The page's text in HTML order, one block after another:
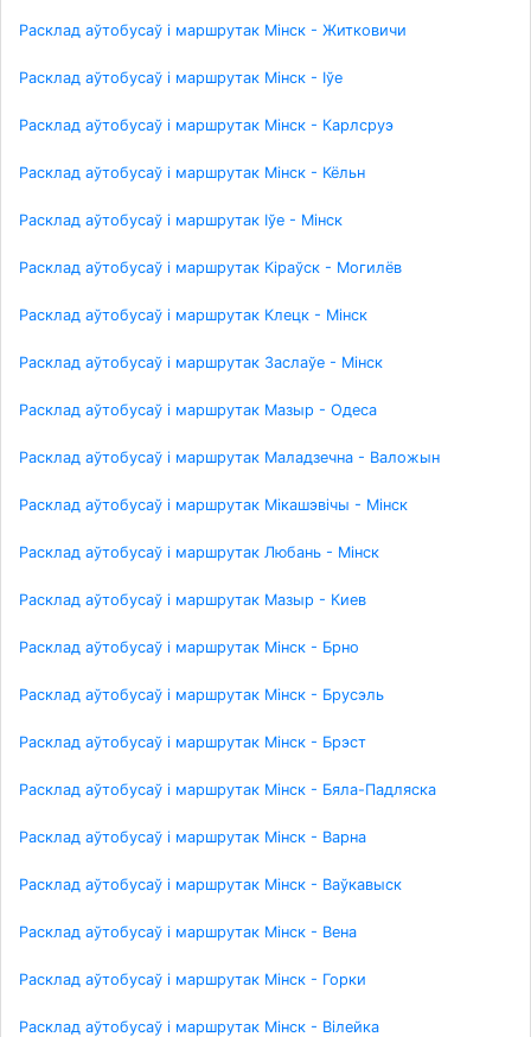
Расклад аўтобусаў і маршрутак Мінск - Житковичи
Расклад аўтобусаў і маршрутак Мінск - Іўе
Расклад аўтобусаў і маршрутак Мінск - Карлсруэ
Расклад аўтобусаў і маршрутак Мінск - Кёльн
Расклад аўтобусаў і маршрутак Іўе - Мінск
Расклад аўтобусаў і маршрутак Кіраўск - Могилёв
Расклад аўтобусаў і маршрутак Клецк - Мінск
Расклад аўтобусаў і маршрутак Заслаўе - Мінск
Расклад аўтобусаў і маршрутак Мазыр - Одеса
Расклад аўтобусаў і маршрутак Маладзечна - Валожын
Расклад аўтобусаў і маршрутак Мікашэвічы - Мінск
Расклад аўтобусаў і маршрутак Любань - Мінск
Расклад аўтобусаў і маршрутак Мазыр - Киев
Расклад аўтобусаў і маршрутак Мінск - Брно
Расклад аўтобусаў і маршрутак Мінск - Брусэль
Расклад аўтобусаў і маршрутак Мінск - Брэст
Расклад аўтобусаў і маршрутак Мінск - Бяла-Падляска
Расклад аўтобусаў і маршрутак Мінск - Варна
Расклад аўтобусаў і маршрутак Мінск - Ваўкавыск
Расклад аўтобусаў і маршрутак Мінск - Вена
Расклад аўтобусаў і маршрутак Мінск - Горки
Расклад аўтобусаў і маршрутак Мінск - Вілейка